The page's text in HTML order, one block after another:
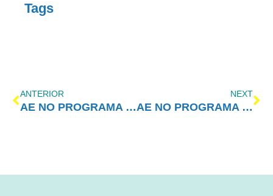
Tags
ANTERIOR
AE NO PROGRAMA VIDA MELHOR – A importância do Amor-Exigente na comunidade
NEXT
AE NO PROGRAMA VIDA MELHOR – Amor-Exigente, transforma(DOR) no mundo de cada um